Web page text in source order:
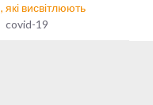
висвітлюють
covid-19